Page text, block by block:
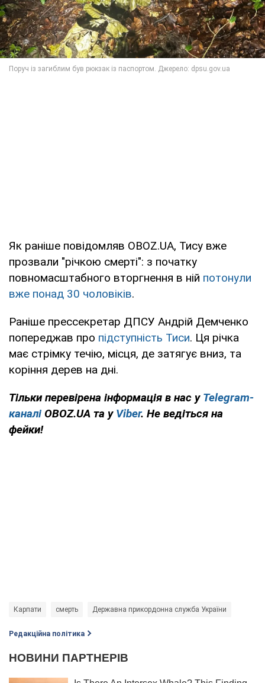
Як раніше повідомляв OBOZ.UA, Тису вже
прозвали "річкою смерті": з початку
повномасштабного вторгнення в ній потонули
вже понад 30 чоловіків.
Раніше прессекретар ДПСУ Андрій Демченко
попереджав про підступність Тиси. Ця річка
має стрімку течію, місця, де затягує вниз, та
коріння дерев на дні.
Тільки перевірена інформація в нас у Telegram-
каналі OBOZ.UA та у Viber. Не ведіться на
фейки!
Карпати смерть Державна прикордонна служба України
Редакційна політика